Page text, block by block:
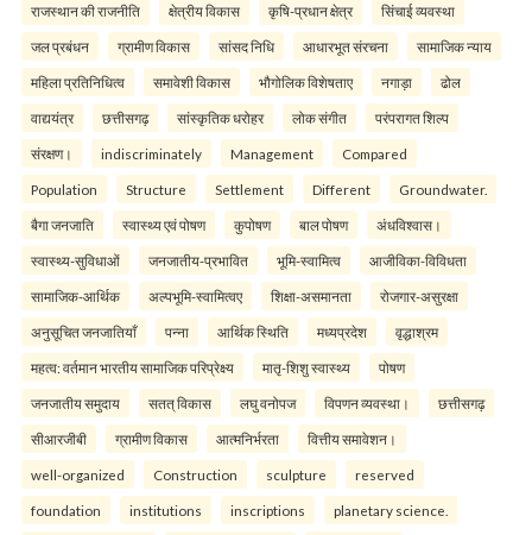
राजस्थान की राजनीति क्षेत्रीय विकास कृषि-प्रधान क्षेत्र सिंचाई व्यवस्था
जल प्रबंधन ग्रामीण विकास सांसद निधि आधारभूत संरचना सामाजिक न्याय
महिला प्रतिनिधित्व समावेशी विकास भौगोलिक विशेषताए नगाड़ा ढोल
वाद्ययंत्र छत्तीसगढ़ सांस्कृतिक धरोहर लोक संगीत परंपरागत शिल्प
संरक्षण। indiscriminately Management Compared
Population Structure Settlement Different Groundwater.
बैगा जनजाति स्वास्थ्य एवं पोषण कुपोषण बाल पोषण अंधविश्वास।
स्वास्थ्य-सुविधाओं जनजातीय-प्रभावित भूमि-स्वामित्व आजीविका-विविधता
सामाजिक-आर्थिक अल्पभूमि-स्वामित्वए शिक्षा-असमानता रोजगार-असुरक्षा
अनुसूचित जनजातियाँ पन्ना आर्थिक स्थिति मध्यप्रदेश वृद्धाश्रम
महत्व: वर्तमान भारतीय सामाजिक परिप्रेक्ष्य मातृ-शिशु स्वास्थ्य पोषण
जनजातीय समुदाय सतत् विकास लघु वनोपज विपणन व्यवस्था। छत्तीसगढ़
सीआरजीबी ग्रामीण विकास आत्मनिर्भरता वित्तीय समावेशन।
well-organized Construction sculpture reserved
foundation institutions inscriptions planetary science.